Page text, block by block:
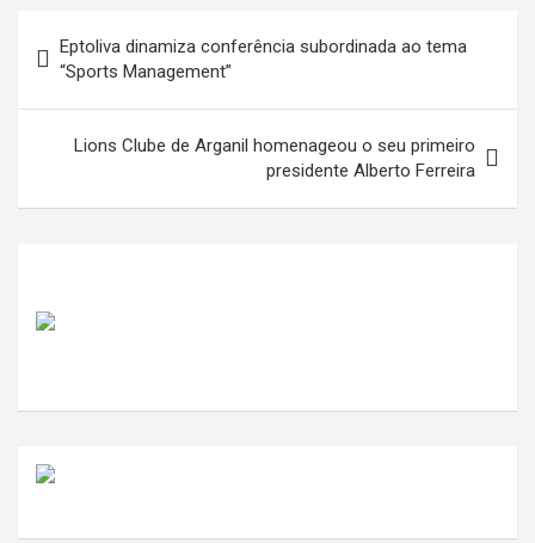
de
artigos
Eptoliva dinamiza conferência subordinada ao tema
“Sports Management”
Lions Clube de Arganil homenageou o seu primeiro
presidente Alberto Ferreira